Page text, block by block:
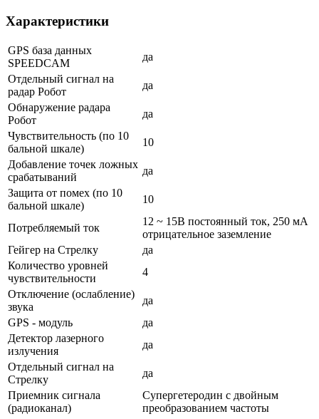
Характеристики
GPS база данных
SPEEDCAM
да
Отдельный сигнал на
радар Робот
да
Обнаружение радара
Робот
да
Чувствительность (по 10
бальной шкале)
10
Добавление точек ложных
срабатываний
да
Защита от помех (по 10
бальной шкале)
10
Потребляемый ток
12 ~ 15В постоянный ток, 250 мА
отрицательное заземление
Гейгер на Cтрелку
да
Количество уровней
чувствительности
4
Отключение (ослабление)
звука
да
GPS - модуль
да
Детектор лазерного
излучения
да
Отдельный сигнал на
Стрелку
да
Приемник сигнала
(радиоканал)
Супергетеродин с двойным
преобразованием частоты